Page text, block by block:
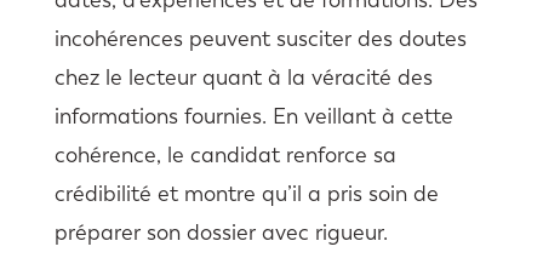
incohérences peuvent susciter des doutes
chez le lecteur quant à la véracité des
informations fournies. En veillant à cette
cohérence, le candidat renforce sa
crédibilité et montre qu’il a pris soin de
préparer son dossier avec rigueur.